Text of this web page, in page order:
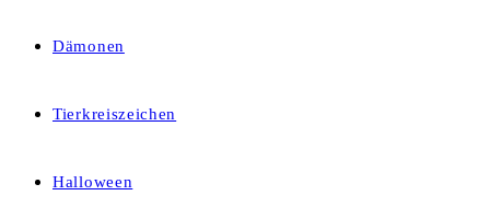
Dämonen
Tierkreiszeichen
Halloween